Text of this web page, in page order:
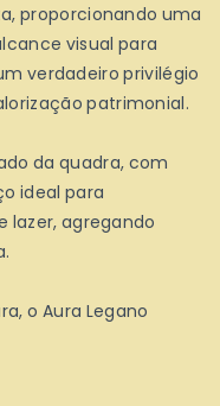
proporcionando uma
visual para
verdadeiro privilégio
patrimonial.
da quadra, com
ideal para
lazer, agregando
o Aura Legano